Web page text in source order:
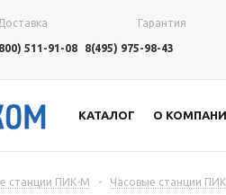
Доставка Гарантия
511-91-08 8(495) 975-98-43
КАТАЛОГ О
станции ПИК-М - Часовые станции ПИК